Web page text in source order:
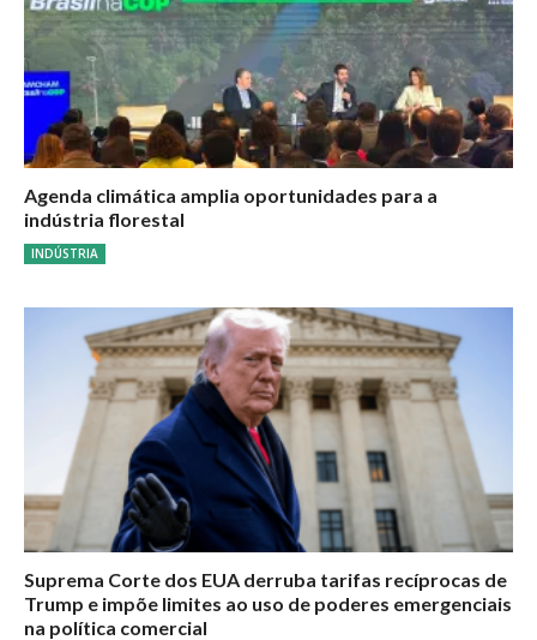
Agenda climática amplia oportunidades para a
indústria florestal
INDÚSTRIA
Suprema Corte dos EUA derruba tarifas recíprocas de
Trump e impõe limites ao uso de poderes emergenciais
na política comercial